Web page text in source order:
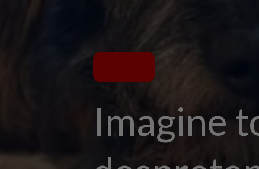
Imagine